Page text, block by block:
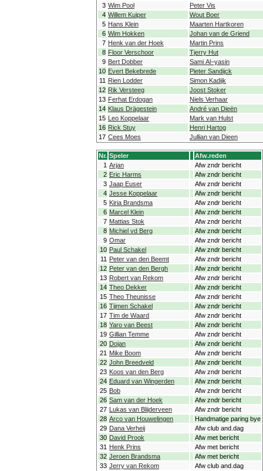
3 Wim Pool
Peter Vis
4 Willem Kuiper
Wout Boer
5 Hans Klein
Maarten Hartkoren
6 Wim Hokken
Johan van de Griend
7 Henk van der Hoek
Martin Prins
8 Floor Verschoor
Tjerry Hut
9 Bert Dobber
Sami Al−yasin
10 Evert Bekebrede
Pieter Sandijck
11 Rien Lodder
Simon Kadijk
12 Rik Versteeg
Joost Stoker
13 Ferhat Erdogan
Niels Verhaar
14 Klaus Drägestein
André van Dieën
15 Leo Koppelaar
Mark van Hulst
16 Rick Stuy
Henri Hartog
17 Cees Moes Jullian van Dieen
Nr. Speler
Afw.reden
1 Arjan
Afw zndr bericht
2 Eric Harms
Afw zndr bericht
3 Jaap Euser
Afw zndr bericht
4 Jesse Koppelaar
Afw zndr bericht
5 Kiria Brandsma
Afw zndr bericht
6 Marcel Klein
Afw zndr bericht
7 Mattias Stok
Afw zndr bericht
8 Michiel vd Berg
Afw zndr bericht
9 Omar
Afw zndr bericht
10 Paul Schakel
Afw zndr bericht
11 Peter van den Beemt
Afw zndr bericht
12 Peter van den Bergh
Afw zndr bericht
13 Robert van Rekom
Afw zndr bericht
14 Theo Dekker
Afw zndr bericht
15 Theo Theunisse
Afw zndr bericht
16 Tijmen Schakel
Afw zndr bericht
17 Tim de Waard
Afw zndr bericht
18 Yaro van Beest
Afw zndr bericht
19 Gillian Temme
Afw zndr bericht
20 Dojan
Afw zndr bericht
21 Mike Boom
Afw zndr bericht
22 John Breedveld
Afw zndr bericht
23 Koos van den Berg
Afw zndr bericht
24 Eduard van Wingerden
Afw zndr bericht
25 Bob
Afw zndr bericht
26 Sam van der Hoek
Afw zndr bericht
27 Lukas van Blijderveen
Afw zndr bericht
28 Arco van Houwelingen
Handmatige paring bye
29 Dana Verheij
Afw club and.dag
30 David Prook
Afw met bericht
31 Henk Prins
Afw met bericht
32 Jeroen Brandsma
Afw met bericht
33 Jerry van Rekom
Afw club and.dag